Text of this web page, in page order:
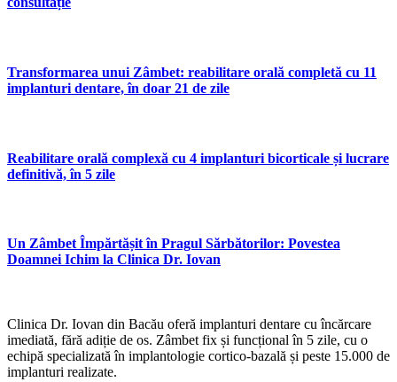
Transformarea unui Zâmbet: reabilitare orală completă cu 11
implanturi dentare, în doar 21 de zile
Reabilitare orală complexă cu 4 implanturi bicorticale și lucrare
definitivă, în 5 zile
Un Zâmbet Împărtășit în Pragul Sărbătorilor: Povestea
Doamnei Ichim la Clinica Dr. Iovan
Clinica Dr. Iovan din Bacău oferă implanturi dentare cu încărcare
imediată, fără adiție de os. Zâmbet fix și funcțional în 5 zile, cu o
echipă specializată în implantologie cortico-bazală și peste 15.000 de
implanturi realizate.